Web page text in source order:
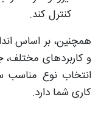
کنترل کند.
همچنین، بر اساس
و کاربردهای
انتخاب نوع مناسب
کاری شما دارد.